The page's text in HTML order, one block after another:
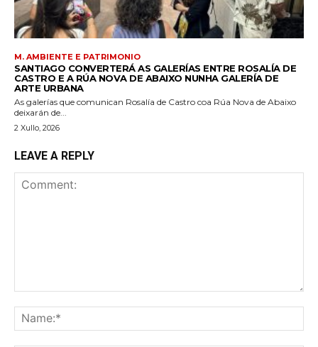
M. AMBIENTE E PATRIMONIO
SANTIAGO CONVERTERÁ AS GALERÍAS ENTRE ROSALÍA DE
CASTRO E A RÚA NOVA DE ABAIXO NUNHA GALERÍA DE
ARTE URBANA
As galerías que comunican Rosalía de Castro coa Rúa Nova de Abaixo
deixarán de...
2 Xullo, 2026
LEAVE A REPLY